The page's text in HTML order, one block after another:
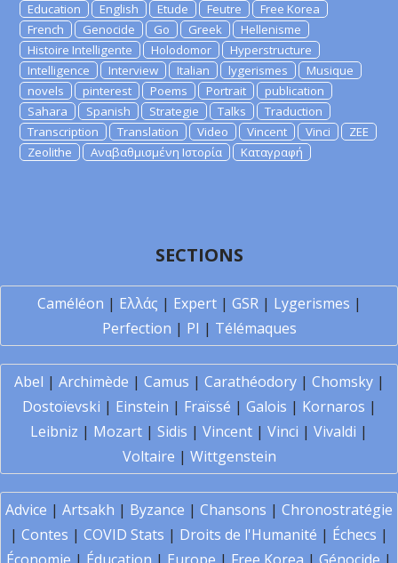
Education
English Etude Feutre
Free Korea
French
Genocide Go Greek
Hellenisme
Histoire Intelligente
Holodomor
Hyperstructure
Intelligence
Interview Italian lygerismes
Musique
novels
pinterest Poems Portrait
publication
Sahara
Spanish Strategie Talks
Traduction
Transcription
Translation Video Vincent Vinci
ZEE
Zeolithe
Αναβαθμισμένη Ιστορία Καταγραφή
SECTIONS
Caméléon | Ελλάς | Expert| GSR| Lygerismes |
Perfection | PI | Télémaques
Abel | Archimède | Camus | Carathéodory| Chomsky|
Dostoïevski | Einstein | Fraïssé | Galois | Kornaros |
Leibniz | Mozart | Sidis | Vincent | Vinci | Vivaldi |
Voltaire | Wittgenstein
Advice | Artsakh | Byzance | Chansons | Chronostratégie
| Contes | COVID Stats | Droits de l'Humanité | Échecs |